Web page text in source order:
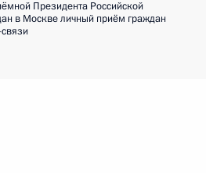
Президента Российской
в Москве личный приём граждан